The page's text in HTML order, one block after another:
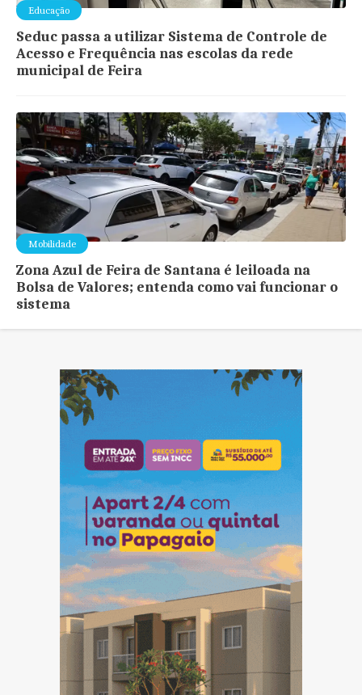
Educação
Seduc passa a utilizar Sistema de Controle de
Acesso e Frequência nas escolas da rede
municipal de Feira
Mobilidade
Zona Azul de Feira de Santana é leiloada na
Bolsa de Valores; entenda como vai funcionar o
sistema